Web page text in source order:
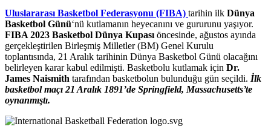
Uluslararası Basketbol Federasyonu (FIBA) tarihin ilk Dünya
Basketbol Günü‘nü kutlamanın heyecanını ve gururunu yaşıyor.
FIBA 2023 Basketbol Dünya Kupası öncesinde, ağustos ayında
gerçekleştirilen Birleşmiş Milletler (BM) Genel Kurulu
toplantısında, 21 Aralık tarihinin Dünya Basketbol Günü olacağını
belirleyen karar kabul edilmişti. Basketbolu kutlamak için Dr.
James Naismith tarafından basketbolun bulunduğu gün seçildi. İlk
basketbol maçı 21 Aralık 1891’de Springfield, Massachusetts’te
oynanmıştı.